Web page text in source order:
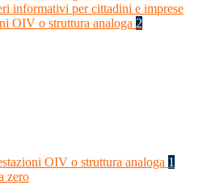
informativi per cittadini e imprese
OIV o struttura analoga 2
OIV o struttura analoga 1
zero